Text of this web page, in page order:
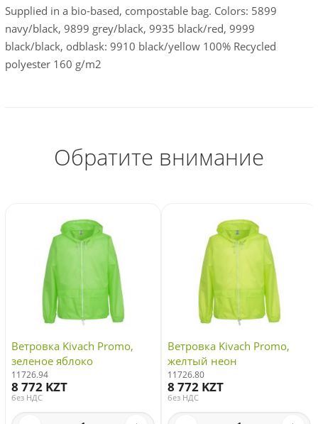
Supplied in a bio-based, compostable bag. Colors: 5899
navy/black, 9899 grey/black, 9935 black/red, 9999
black/black, odblask: 9910 black/yellow 100% Recycled
polyester 160 g/m2
Обратите внимание
Ветровка Kivach Promo,
зеленое яблоко
11726.94
8 772 KZT
без НДС
Ветровка Kivach Promo,
желтый неон
11726.80
8 772 KZT
без НДС